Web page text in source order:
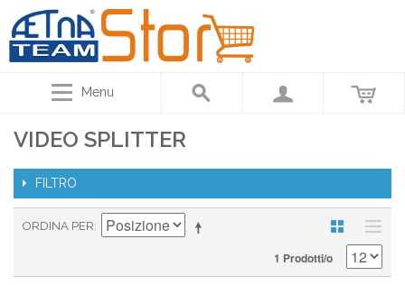
Menu
VIDEO SPLITTER
FILTRO
ORDINA PER
1 Prodotti/o